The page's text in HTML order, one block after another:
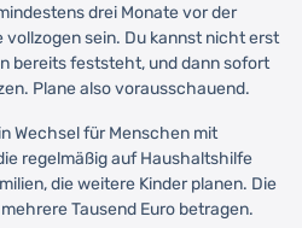
drei Monate vor der
sein. Du kannst nicht erst
bereits feststeht, und dann sofort
Plane also vorausschauend.
Wechsel für Menschen mit
regelmäßig auf Haushaltshilfe
die weitere Kinder planen. Die
Tausend Euro betragen.